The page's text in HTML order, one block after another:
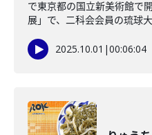
で東京都の国立新美術館で
展」で、二科会会員の琉球
2025.10.01 |00:06:04